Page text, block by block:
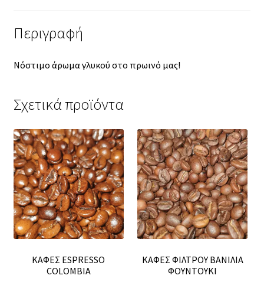
Περιγραφή
Νόστιμο άρωμα γλυκού στο πρωινό μας!
Σχετικά προϊόντα
ΚΑΦΕΣ ESPRESSO
COLOMBIA
ΚΑΦΕΣ ΦΙΛΤΡΟΥ ΒΑΝΙΛΙΑ
ΦΟΥΝΤΟΥΚΙ